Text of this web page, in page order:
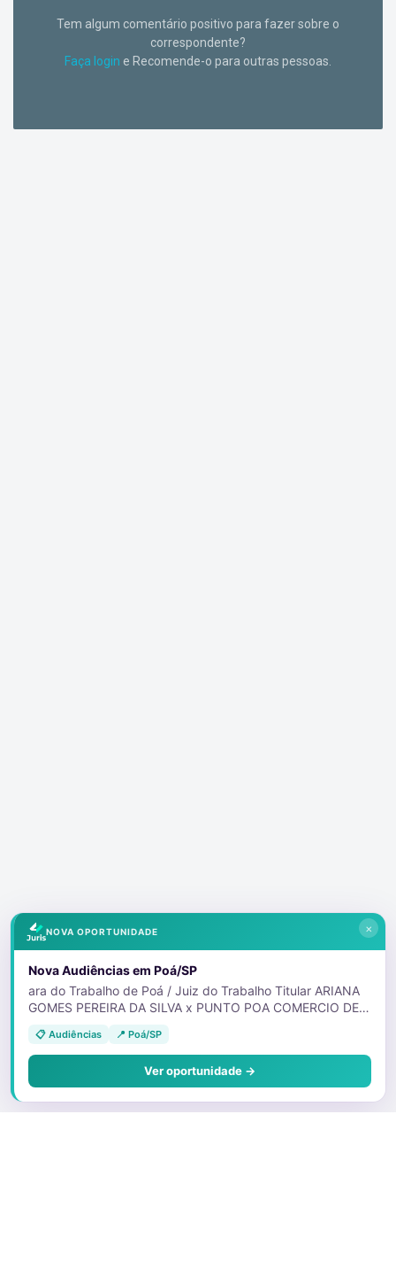
Tem algum comentário positivo para fazer sobre o
correspondente?
Faça login e Recomende-o para outras pessoas.
×
NOVA OPORTUNIDADE
Nova Audiências em Poá/SP
ara do Trabalho de Poá / Juiz do Trabalho Titular ARIANA
GOMES PEREIRA DA SILVA x PUNTO POA COMERCIO DE
Una
📋 Audiências 📍 Poá/SP
Ver oportunidade →